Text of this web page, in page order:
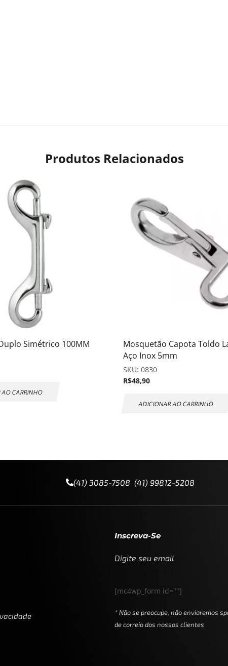
Produtos Relacionados
Simétrico 100MM
CARRINHO
Mosquetão Capota Toldo
Aço Inox 5mm
SKU: 0830
R$48,90
ADICIONAR AO CARRINHO
(41) 3085-7508 (41) 99812-5208
Inscreva-Se
Digite seu email
[mc4wp_form id=""]
* Não se preocupe, não enviaremos
de correio dos nossos clientes